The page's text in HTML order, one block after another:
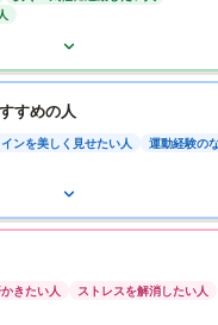
すめの人
ンを美しく見せたい人 運動経験の
きたい人 ストレスを解消したい人